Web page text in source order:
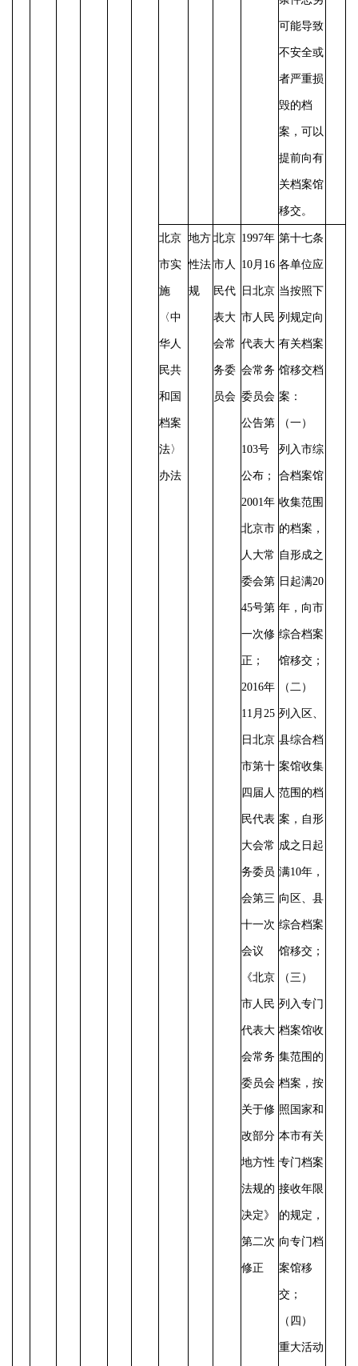
可能导致
不安全或
者严重损
毁的档
案，可以
提前向有
关档案馆
移交。
北京
市实
施
〈中
华人
民共
和国
档案
法〉
办法
地方
性法
规
北京
市人
民代
表大
会常
务委
员会
1997年
10月16
日北京
市人民
代表大
会常务
委员会
公告第
103号
公布；
2001年
北京市
人大常
委会第
45号第
一次修
正；
2016年
11月25
日北京
市第十
四届人
民代表
大会常
务委员
会第三
十一次
会议
《北京
市人民
代表大
会常务
委员会
关于修
改部分
地方性
法规的
决定》
第二次
修正
第十七条
各单位应
当按照下
列规定向
有关档案
馆移交档
案：
（一）
列入市综
合档案馆
收集范围
的档案，
自形成之
日起满20
年，向市
综合档案
馆移交；
（二）
列入区、
县综合档
案馆收集
范围的档
案，自形
成之日起
满10年，
向区、县
综合档案
馆移交；
（三）
列入专门
档案馆收
集范围的
档案，按
照国家和
本市有关
专门档案
接收年限
的规定，
向专门档
案馆移
交；
（四）
重大活动